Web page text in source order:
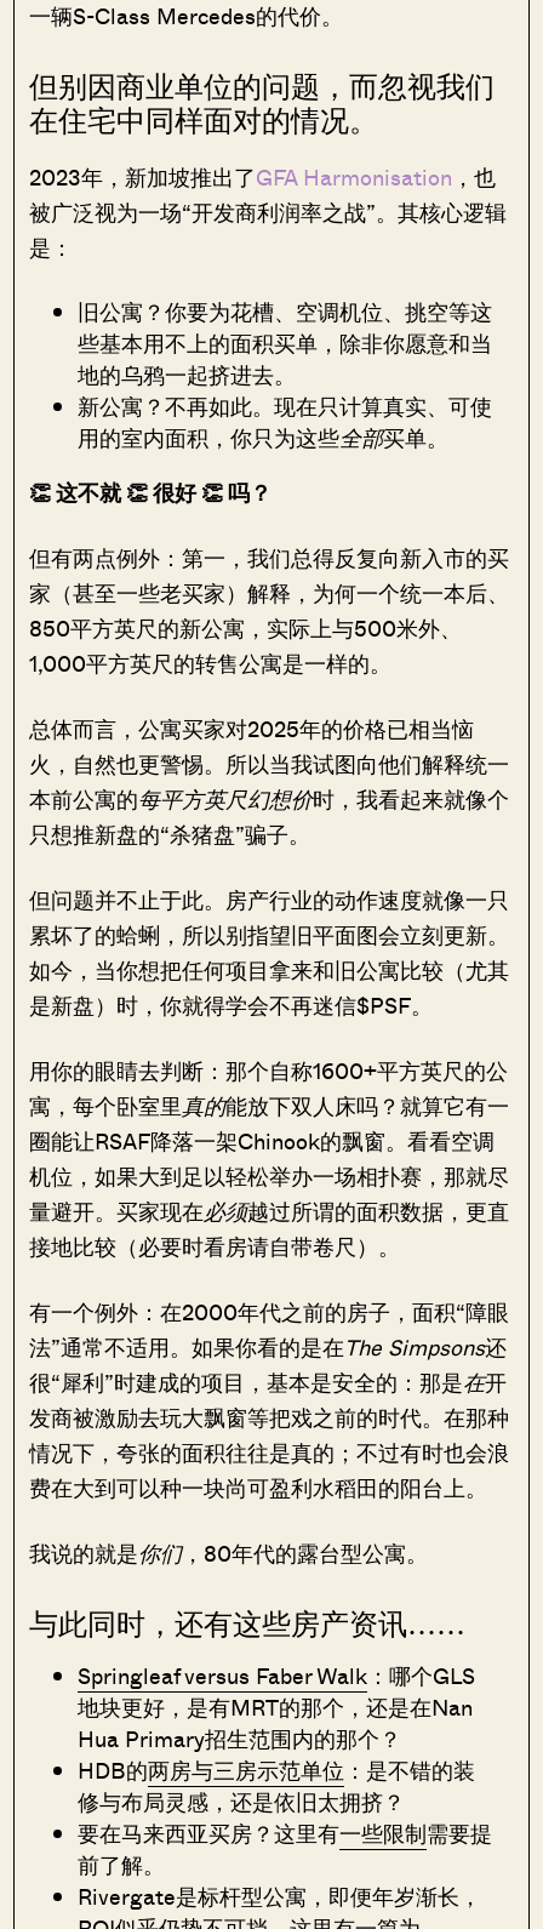
一辆S-Class Mercedes的代价。
但别因商业单位的问题，而忽视我们
在住宅中同样面对的情况。
2023年，新加坡推出了GFA Harmonisation ，也
被广泛视为一场“开发商利润率之战”。其核心逻辑
是：
旧公寓？你要为花槽、空调机位、挑空等这
些基本用不上的面积买单，除非你愿意和当
地的乌鸦一起挤进去。
新公寓？不再如此。现在只计算真实、可使
用的室内面积，你只为这些全部买单。
👏 这不就 👏 很好 👏 吗？
但有两点例外：第一，我们总得反复向新入市的买
家（甚至一些老买家）解释，为何一个统一本后、
850平方英尺的新公寓，实际上与500米外、
1,000平方英尺的转售公寓是一样的。
总体而言，公寓买家对2025年的价格已相当恼
火，自然也更警惕。所以当我试图向他们解释统一
本前公寓的每平方英尺幻想价时，我看起来就像个
只想推新盘的“杀猪盘”骗子。
但问题并不止于此。房产行业的动作速度就像一只
累坏了的蛤蜊，所以别指望旧平面图会立刻更新。
如今，当你想把任何项目拿来和旧公寓比较（尤其
是新盘）时，你就得学会不再迷信$PSF。
用你的眼睛去判断：那个自称1600+平方英尺的公
寓，每个卧室里真的能放下双人床吗？就算它有一
圈能让RSAF降落一架Chinook的飘窗。看看空调
机位，如果大到足以轻松举办一场相扑赛，那就尽
量避开。买家现在必须越过所谓的面积数据，更直
接地比较（必要时看房请自带卷尺）。
有一个例外：在2000年代之前的房子，面积“障眼
法”通常不适用。如果你看的是在The Simpsons还
很“犀利”时建成的项目，基本是安全的：那是在开
发商被激励去玩大飘窗等把戏之前的时代。在那种
情况下，夸张的面积往往是真的；不过有时也会浪
费在大到可以种一块尚可盈利水稻田的阳台上。
我说的就是你们，80年代的露台型公寓。
与此同时，还有这些房产资讯……
Springleaf versus Faber Walk ：哪个GLS
地块更好，是有MRT的那个，还是在Nan
Hua Primary招生范围内的那个？
HDB的两房与三房示范单位 ：是不错的装
修与布局灵感，还是依旧太拥挤？
要在马来西亚买房？这里有一些限制需要提
前了解。
Rivergate是标杆型公寓，即便年岁渐长，